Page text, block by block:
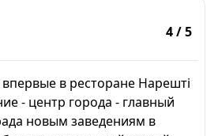
4/ 5
в ресторане Нарешті
- центр города - главный
новым заведениям в